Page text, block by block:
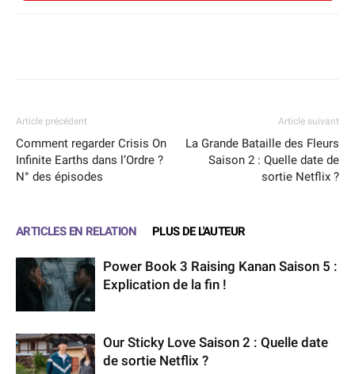
Article précédent
Comment regarder Crisis On
Infinite Earths dans l’Ordre ?
N° des épisodes
Article suivant
La Grande Bataille des Fleurs
Saison 2 : Quelle date de
sortie Netflix ?
ARTICLES EN RELATION PLUS DE L'AUTEUR
Power Book 3 Raising Kanan Saison 5 :
Explication de la fin !
Our Sticky Love Saison 2 : Quelle date
de sortie Netflix ?